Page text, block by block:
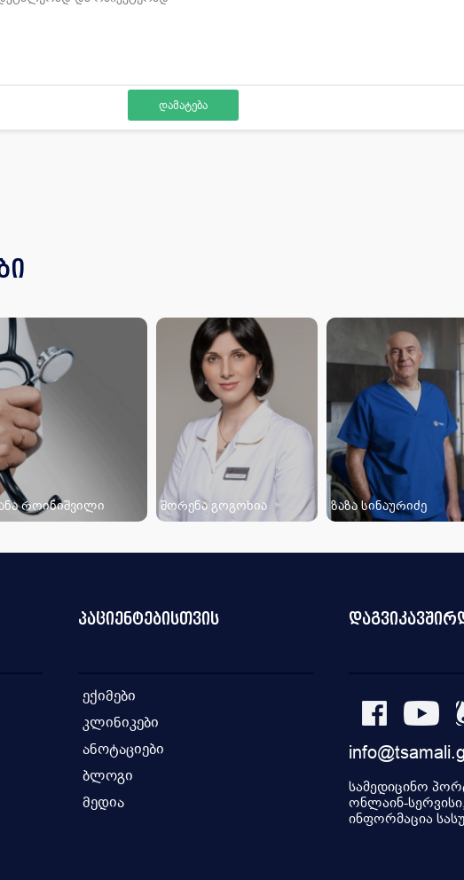
როინიშვილი შორენა გოგოხია ზაზა სინაურიძე
პაციენტებისთვის
ექიმები
კლინიკები
ანოტაციები
ბლოგი
მედია
სამედიცინო
ონლაინ-
ინფორმაცია